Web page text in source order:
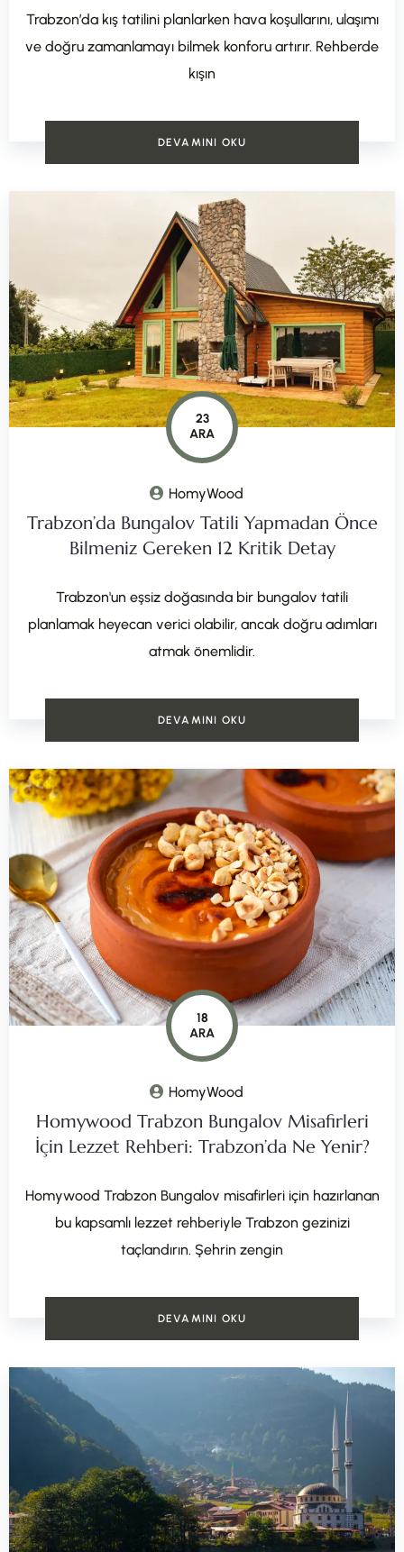
Trabzon’da kış tatilini planlarken hava koşullarını, ulaşımı
ve doğru zamanlamayı bilmek konforu artırır. Rehberde
kışın
DEVAMINI OKU
23
ARA
HomyWood
Trabzon’da Bungalov Tatili Yapmadan Önce
Bilmeniz Gereken 12 Kritik Detay
Trabzon'un eşsiz doğasında bir bungalov tatili
planlamak heyecan verici olabilir, ancak doğru adımları
atmak önemlidir.
DEVAMINI OKU
18
ARA
HomyWood
Homywood Trabzon Bungalov Misafirleri
İçin Lezzet Rehberi: Trabzon’da Ne Yenir?
Homywood Trabzon Bungalov misafirleri için hazırlanan
bu kapsamlı lezzet rehberiyle Trabzon gezinizi
taçlandırın. Şehrin zengin
DEVAMINI OKU